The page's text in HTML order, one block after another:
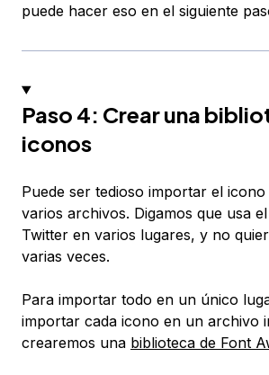
puede hacer eso en el siguiente
Paso 4: Crear una
iconos
Puede ser tedioso importar el icono
varios archivos. Digamos que usa
Twitter en varios lugares, y no
varias veces.
Para importar todo en un único
importar cada icono en un archivo
crearemos una biblioteca de Font